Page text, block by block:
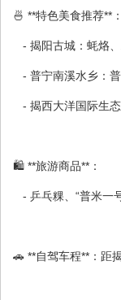
🍜 **特色美食推荐**：
- 揭阳古城：蚝烙、
- 普宁南溪水乡：普
- 揭西大洋国际生态
🛍 **旅游商品**：
- 乒乓粿、“普米一
🚗 **自驾车程**：距